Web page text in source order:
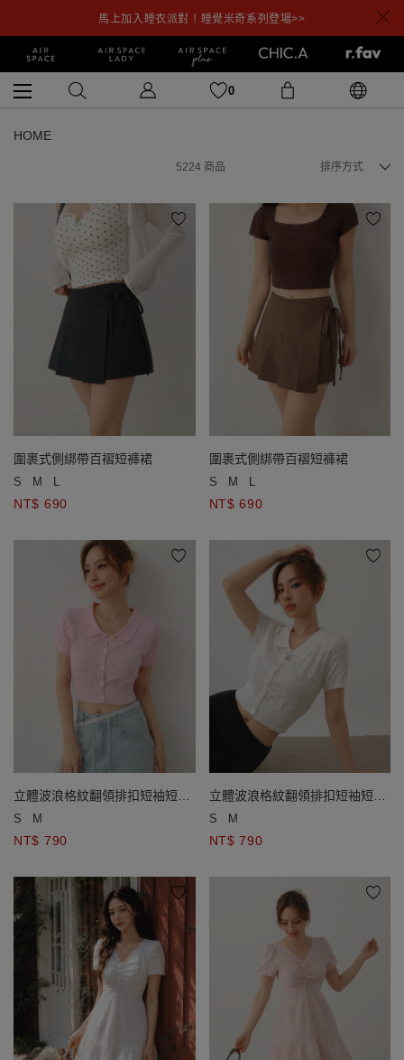
馬上加入睡衣派對！睡覺米奇系列登場>>
0
HOME
5224 商品 排序方式
圍裹式側綁帶百褶短褲裙
S M L
NT$ 690
圍裹式側綁帶百褶短褲裙
S M L
NT$ 690
立體波浪格紋翻領排扣短袖短版
開襟針織衫
S M
NT$ 790
立體波浪格紋翻領排扣短袖短版
開襟針織衫
S M
NT$ 790